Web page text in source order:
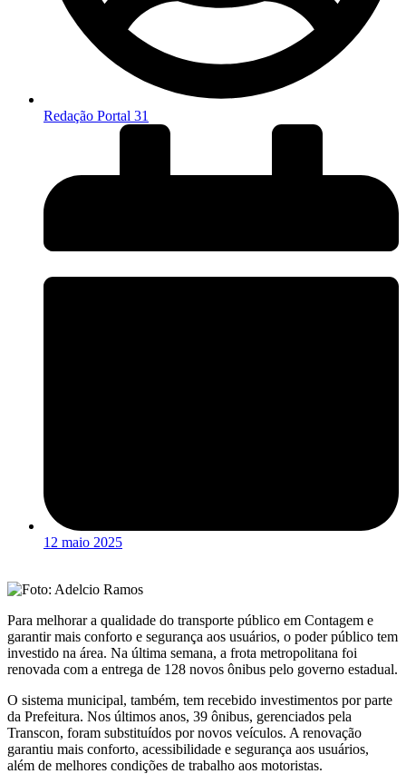
Redação Portal 31
12 maio 2025
Para melhorar a qualidade do transporte público em Contagem e
garantir mais conforto e segurança aos usuários, o poder público tem
investido na área. Na última semana, a frota metropolitana foi
renovada com a entrega de 128 novos ônibus pelo governo estadual.
O sistema municipal, também, tem recebido investimentos por parte
da Prefeitura. Nos últimos anos, 39 ônibus, gerenciados pela
Transcon, foram substituídos por novos veículos. A renovação
garantiu mais conforto, acessibilidade e segurança aos usuários,
além de melhores condições de trabalho aos motoristas.